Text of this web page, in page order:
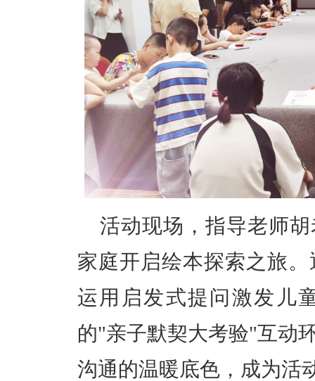
活动现场，指导老师
家庭开启绘本探索之旅
运用启发式提问激发儿
的"亲子默契大考验"互动
沟通的温暖底色，成为活